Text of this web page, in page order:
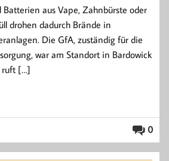
aus Vape, Zahnbürste oder
drohen dadurch Brände in
Die GfA, zuständig für die
war am Standort in Bardowick
ruft […]
0